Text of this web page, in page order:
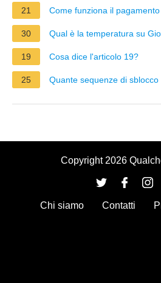
21 Come funziona il
30 Qual è la temperatura su
19 Cosa dice l'articolo 19?
25 Quante sequenze di
Copyright 2026
Chi siamo Contatti